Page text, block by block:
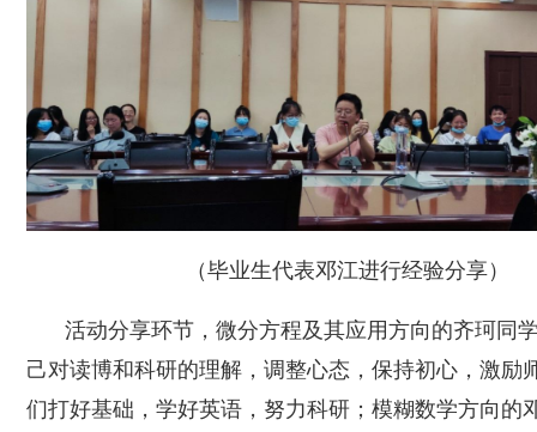
（毕业生代表邓江进行经验分享）
活动分享环节， 微分方程及其应用方向的齐珂同
己对读博和科研的理解， 调整心态， 保持初心，激励
们打好基础， 学好英语， 努力科研； 模糊数学方向的